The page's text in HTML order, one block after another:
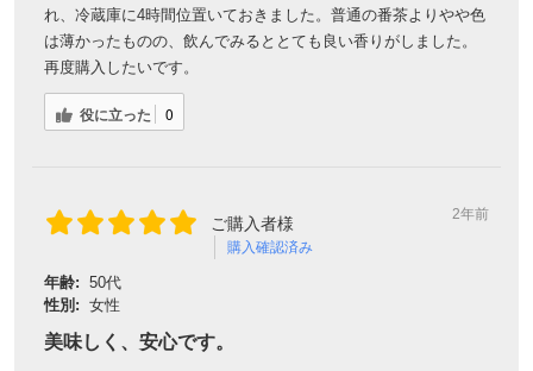
れ、冷蔵庫に4時間位置いておきました。普通の番茶よりやや色
は薄かったものの、飲んでみるととても良い香りがしました。
再度購入したいです。
役に立った 0
ご購入者様
購入確認済み
2年前
年齢: 50代
性別: 女性
美味しく、安心です。